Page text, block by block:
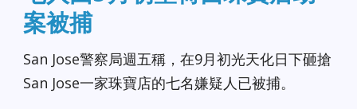
案被捕
San Jose警察局週五稱，在9月初光天化日下砸搶
San Jose一家珠寶店的七名嫌疑人已被捕。